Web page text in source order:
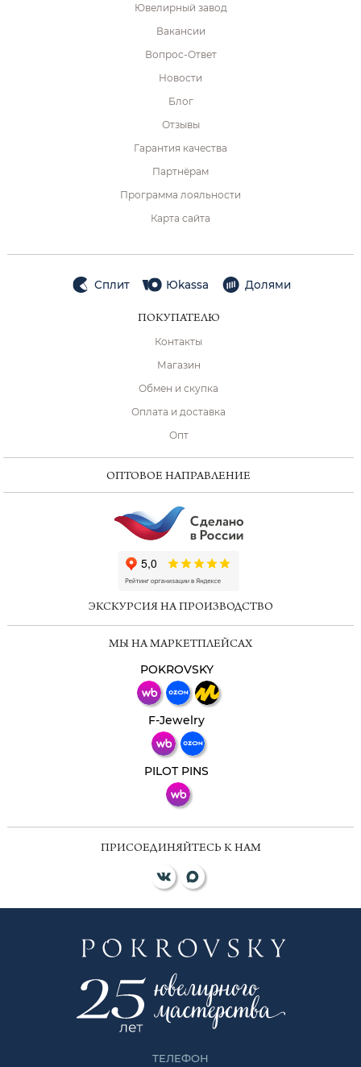
Ювелирный завод
Вакансии
Вопрос-Ответ
Новости
Блог
Отзывы
Гарантия качества
Партнёрам
Программа лояльности
Карта сайта
Сплит Юkassa Долями
ПОКУПАТЕЛЮ
Контакты
Магазин
Обмен и скупка
Оплата и доставка
Опт
ОПТОВОЕ НАПРАВЛЕНИЕ
ЭКСКУРСИЯ НА ПРОИЗВОДСТВО
МЫ НА МАРКЕТПЛЕЙСАХ
POKROVSKY
F-Jewelry
PILOT PINS
ПРИСОЕДИНЯЙТЕСЬ К НАМ
ТЕЛЕФОН